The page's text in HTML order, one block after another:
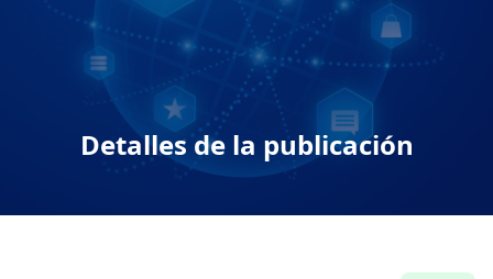
Detalles de la publicación